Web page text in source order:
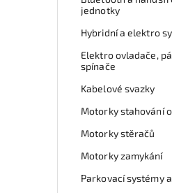
jednotky
Hybridní a elektro
Elektro ovladače,
spínače
Kabelové svazky
Motorky stahování
Motorky stěračů
Motorky zamykání
Parkovací systémy